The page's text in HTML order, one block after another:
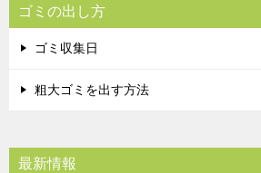
ゴミの出し方
ゴミ収集日
粗大ゴミを出す方法
最新情報